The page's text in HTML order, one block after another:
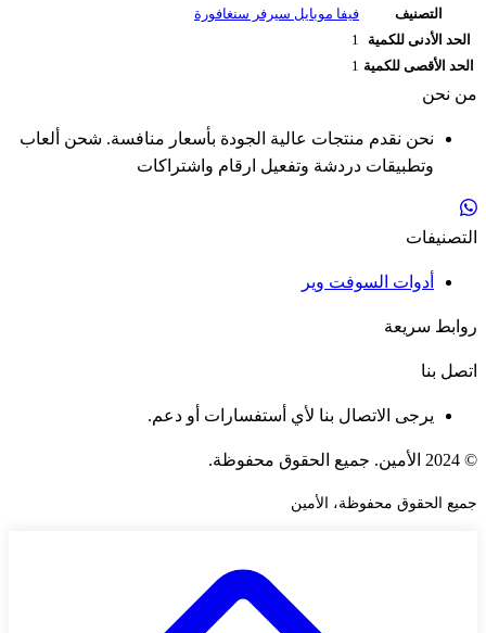
التصنيف
فيفا موبايل سيرفر سنغافورة
الحد الأدنى للكمية
1
الحد الأقصى للكمية 1
من نحن
نحن نقدم منتجات عالية الجودة بأسعار منافسة. شحن ألعاب
وتطبيقات دردشة وتفعيل ارقام واشتراكات
التصنيفات
أدوات السوفت وير
روابط سريعة
اتصل بنا
يرجى الاتصال بنا لأي أستفسارات أو دعم.
© 2024 الأمين. جميع الحقوق محفوظة.
جميع الحقوق محفوظة، الأمين